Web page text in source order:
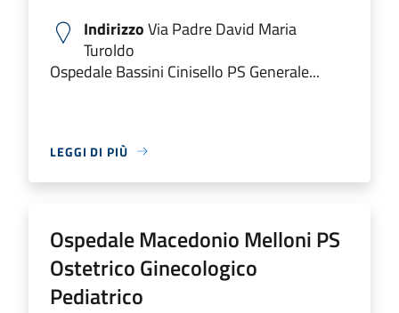
IndirizzoVia Padre David Maria
Turoldo
Ospedale Bassini Cinisello PS Generale...
LEGGI DI PIÙ
Ospedale Macedonio Melloni PS
Ostetrico Ginecologico
Pediatrico